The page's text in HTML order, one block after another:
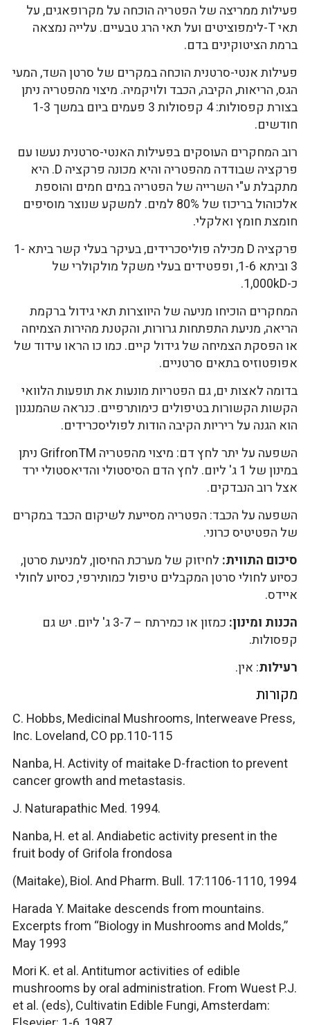
פעילות ממריצה של הפטריה הוכחה על מקרופאגים, על
תאי T-לימפוציטים ועל תאי הרג טבעיים. עלייה נמצאה
ברמת הציטוקינים בדם.
פעילות אנטי-סרטנית הוכחה במקרים של סרטן השד, המעי
הגס, הריאות, הקיבה, הכבד ולויקמיה. מיצוי מהפטריה ניתן
בצורת קפסולות: 4 קפסולות 3 פעמים ביום במשך 1-3
חודשים.
רוב המחקרים העוסקים בפעילות האנטי-סרטנית נעשו עם
פרקציה שבודדה מהפטריה והיא מכונה פרקציה D. היא
מתקבלת ע"י השרייה של הפטריה במים חמים והוספת
אלכוהול בריכוז של 80% למים. למשקע שנוצר מוסיפים
חומצת חומץ ואלקלי.
פרקציה D מכילה פוליסכרידים, בעיקר בעלי קשר ביתא 1-
3 וביתא 1-6, ופפטידים בעלי משקל מולקולרי של
כ-1,000kD.
המחקרים הוכיחו מניעה של היווצרות תאי גידול ברקמת
הריאה, מניעת התפתחות גרורות, והקטנת מהירות הצמיחה
או הפסקת הצמיחה של גידול קיים. כמו כו הראו עידוד של
אפופטוזיס בתאים סרטניים.
בדומה לאצות ים, גם הפטריות מונעות את תופעות הלוואי
הקשות הקשורות בטיפולים כימותרפיים. כנראה שהמנגנון
הוא הגנה על ריריות הקיבה הודות לפוליסכרידים.
השפעה על יתר לחץ דם: מיצוי מהפטריה GrifronTM ניתן
במינון של 1 ג' ליום. לחץ הדם הסיסטולי והדיאסטולי ירד
אצל רוב הנבדקים.
השפעה על הכבד: הפטריה מסייעת לשיקום הכבד במקרים
של הפטיטיס כרוני.
סיכום התווית: לחיזוק של מערכת החיסון, למניעת סרטן,
כסיוע לחולי סרטן המקבלים טיפול כמותירפי, כסיוע לחולי
איידס.
הכנות ומינון:
כמזון או כמירתח – 3-7 ג' ליום. יש גם
קפסולות.
רעילות: אין.
מקורות
C. Hobbs, Medicinal Mushrooms, Interweave Press,
Inc. Loveland, CO pp.110-115
Nanba, H. Activity of maitake D-fraction to prevent
cancer growth and metastasis.
J. Naturapathic Med. 1994.
Nanba, H. et al. Andiabetic activity present in the
fruit body of Grifola frondosa
(Maitake), Biol. And Pharm. Bull. 17:1106-1110, 1994
Harada Y. Maitake descends from mountains.
Excerpts from “Biology in Mushrooms and Molds,”
May 1993
Mori K. et al. Antitumor activities of edible
mushrooms by oral administration. From Wuest P.J.
et al. (eds), Cultivatin Edible Fungi, Amsterdam: